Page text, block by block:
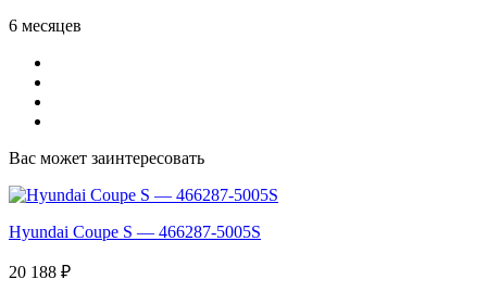
6 месяцев
Вас может заинтересовать
Hyundai Coupe S — 466287-5005S
20 188 ₽